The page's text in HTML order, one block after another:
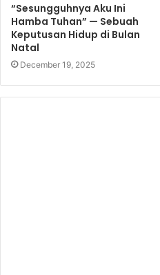
“Sesungguhnya Aku Ini
Hamba Tuhan” — Sebuah
Keputusan Hidup di Bulan
Natal
December 19, 2025